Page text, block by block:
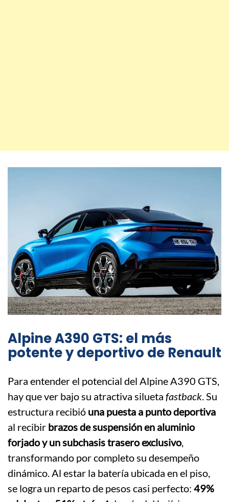
Alpine A390 GTS: el más
potente y deportivo de Renault
Para entender el potencial del Alpine A390 GTS,
hay que ver bajo su atractiva silueta fastback. Su
estructura recibió una puesta a punto deportiva
al recibir brazos de suspensión en aluminio
forjado y un subchasis trasero exclusivo,
transformando por completo su desempeño
dinámico. Al estar la batería ubicada en el piso,
se logra un reparto de pesos casi perfecto: 49%